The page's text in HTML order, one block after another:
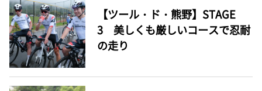
【ツール・ド・熊野】STAGE
3 美しくも厳しいコースで忍耐
の走り